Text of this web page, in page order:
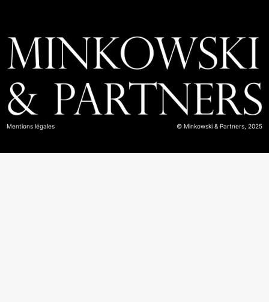
Mentions légales © Minkowski & Partners, 2025